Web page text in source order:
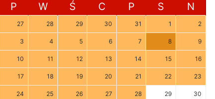
P W Ś C P S N
27 28 29 30 31 1 2
3 4 5 6 7 8 9
10 11 12 13 14 15 16
17 18 19 20 21 22 23
24 25 26 27 28 29 30